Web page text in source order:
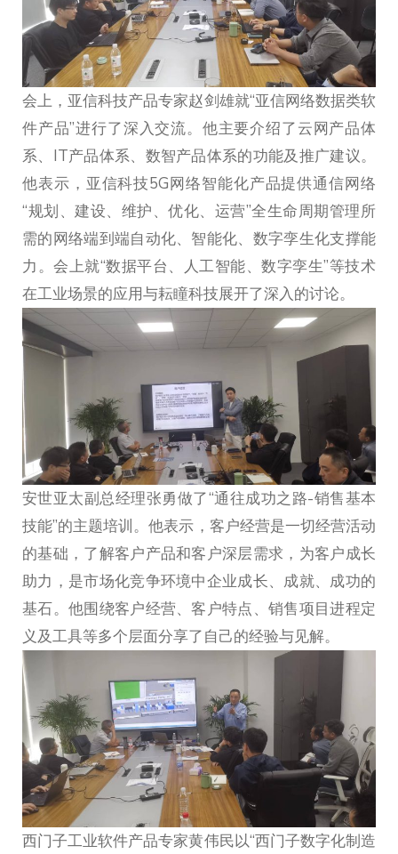
会上，亚信科技产品专家赵剑雄就“亚信网络数据类软
件产品”进行了深入交流。他主要介绍了云网产品体
系、IT产品体系、数智产品体系的功能及推广建议。
他表示，亚信科技5G网络智能化产品提供通信网络
“规划、建设、维护、优化、运营”全生命周期管理所
需的网络端到端自动化、智能化、数字孪生化支撑能
力。会上就“数据平台、人工智能、数字孪生”等技术
在工业场景的应用与耘瞳科技展开了深入的讨论。
安世亚太副总经理张勇做了“通往成功之路-销售基本
技能”的主题培训。他表示，客户经营是一切经营活动
的基础，了解客户产品和客户深层需求，为客户成长
助力，是市场化竞争环境中企业成长、成就、成功的
基石。他围绕客户经营、客户特点、销售项目进程定
义及工具等多个层面分享了自己的经验与见解。
西门子工业软件产品专家黄伟民以“西门子数字化制造